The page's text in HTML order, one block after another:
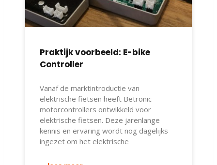
Praktijk voorbeeld: E-bike
Controller
Vanaf de marktintroductie van
elektrische fietsen heeft Betronic
motorcontrollers ontwikkeld voor
elektrische fietsen. Deze jarenlange
kennis en ervaring wordt nog dagelijks
ingezet om het elektrische